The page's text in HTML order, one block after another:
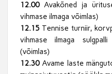
12.00 Avakõned ja
vihmase ilmaga võimlas)
12.15 Tennise turniir,
vihmase ilmaga
(võimlas)
12.30Avame laste